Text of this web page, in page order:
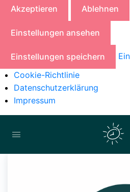
Akzeptieren Ablehnen
Einstellungen ansehen
Einstellungen speichern
Cookie-Richtlinie
Datenschutzerklärung
Impressum